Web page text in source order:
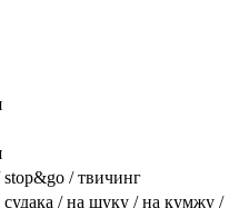
stop&go / твичинг
судака / на щуку / на кумжу /